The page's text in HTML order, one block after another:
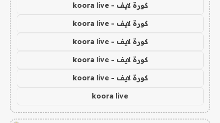
كورة لايف - koora live
كورة لايف - koora live
كورة لايف - koora live
كورة لايف - koora live
كورة لايف - koora live
koora live